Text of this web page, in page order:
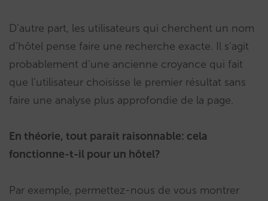
D’autre part, les utilisateurs qui cherchent un nom
d’hôtel pense faire une recherche exacte. Il s’agit
probablement d’une ancienne croyance qui fait
que l’utilisateur choisisse le premier résultat sans
faire une analyse plus approfondie de la page.
En théorie, tout parait raisonnable: cela
fonctionne-t-il pour un hôtel?
Par exemple, permettez-nous de vous montrer